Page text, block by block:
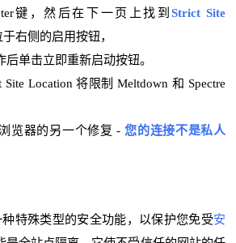
键，然后在下一页上找到Strict Site
右侧的启用按钮，
单击立即重新启动按钮。
Location 将限制 Meltdown 和 Spectre
器的另一个修复 -您的连接不是私人
特殊类型的安全功能，以保护您免受安